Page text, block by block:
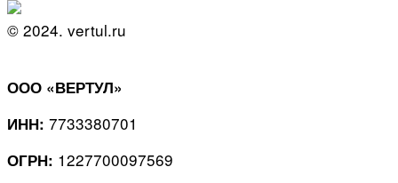
© 2024. vertul.ru
ООО «ВЕРТУЛ»
ИНН: 7733380701
ОГРН: 1227700097569